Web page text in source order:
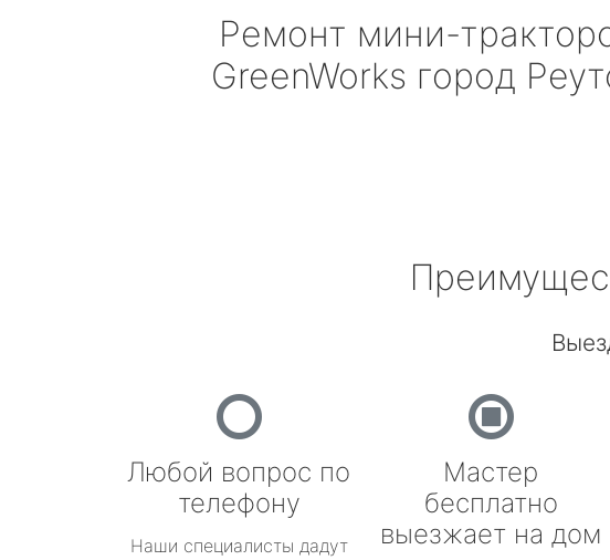
Ремонт мини-
GreenWorks город
Любой вопрос по
телефону
Наши специалисты дадут
Мастер
бесплатно
выезжает на дом